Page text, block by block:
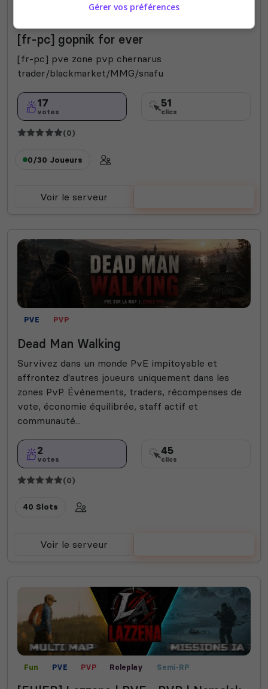
[fr-pc] gopnik for ever
[fr-pc] pve zone pvp chernarus
trader/blackmarket/MMG/snafu
17
votes
51
clics
(0)
0/30 Joueurs
Voir le serveur
PVE PVP
Dead Man Walking
Survivez dans un monde PvE impitoyable et
affrontez d'autres joueurs uniquement dans les
zones PvP. Événements, traders, récompenses de
vote, économie équilibrée, staff actif et
communauté...
2
votes
45
clics
(0)
40 Slots
Voir le serveur
Fun PVE PVP Roleplay Semi-RP
Gérer vos préférences